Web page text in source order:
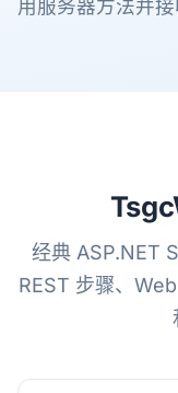
用服务器方法并接
经典 ASP.NET
REST 步骤、